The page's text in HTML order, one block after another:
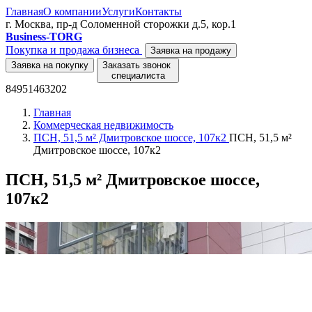
ГлавнаяО компанииУслугиКонтакты
г. Москва, пр-д Соломенной сторожки д.5, кор.1
Business-TORG
Покупка и продажа бизнеса
Заявка на продажу
Заявка на покупку
Заказать звонок
специалиста
84951463202
Главная
Коммерческая недвижимость
ПСН, 51,5 м² Дмитровское шоссе, 107к2 ПСН, 51,5 м²
Дмитровское шоссе, 107к2
ПСН, 51,5 м² Дмитровское шоссе,
107к2